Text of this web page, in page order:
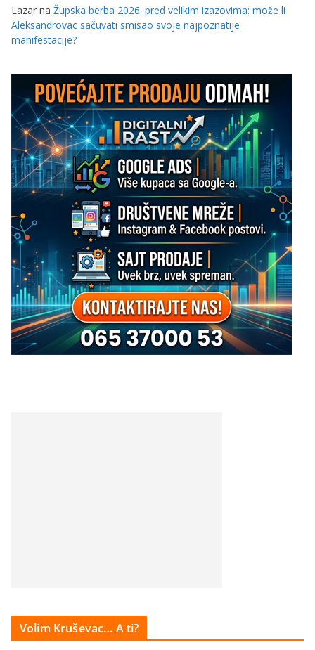
Lazar na Župska berba 2026. pred velikim izazovima: može li
Aleksandrovac sačuvati smisao svoje najpoznatije
manifestacije?
Volim Kruševac… A ti?